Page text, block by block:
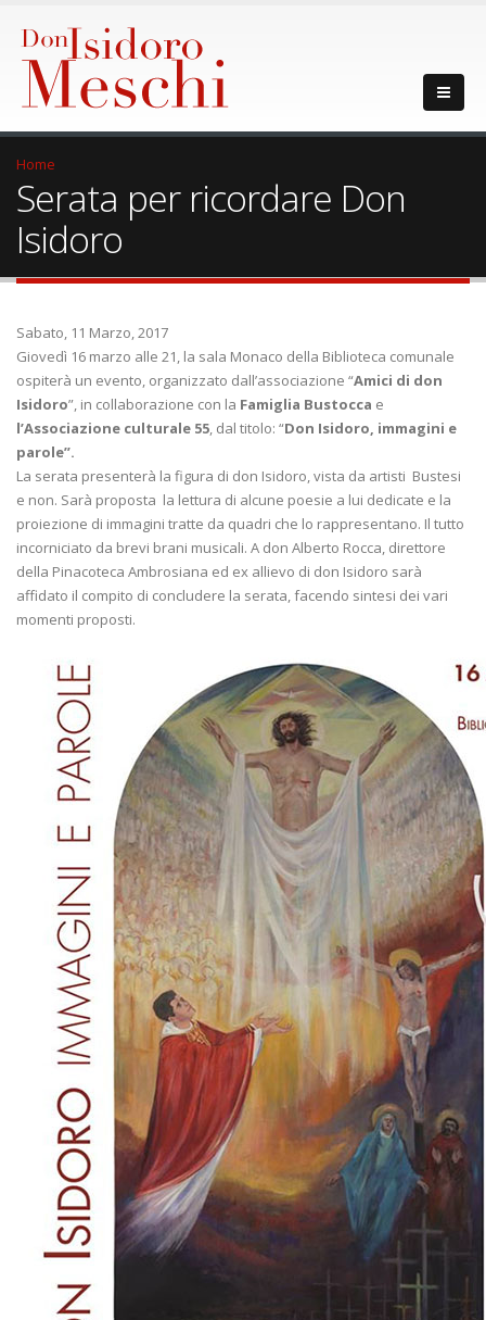
Home
Serata per ricordare Don
Isidoro
Sabato, 11 Marzo, 2017
Giovedì 16 marzo alle 21, la sala Monaco della Biblioteca comunale
ospiterà un evento, organizzato dall’associazione “Amici di don
Isidoro”, in collaborazione con la Famiglia Bustocca e
l’Associazione culturale 55, dal titolo: “Don Isidoro, immagini e
parole”.
La serata presenterà la figura di don Isidoro, vista da artisti Bustesi
e non. Sarà proposta la lettura di alcune poesie a lui dedicate e la
proiezione di immagini tratte da quadri che lo rappresentano. Il tutto
incorniciato da brevi brani musicali. A don Alberto Rocca, direttore
della Pinacoteca Ambrosiana ed ex allievo di don Isidoro sarà
affidato il compito di concludere la serata, facendo sintesi dei vari
momenti proposti.